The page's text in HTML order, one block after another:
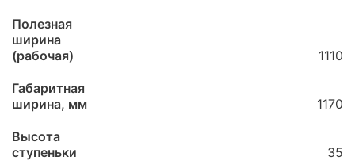
Полезная
ширина
(рабочая)
1110
Габаритная
ширина, мм
1170
Высота
ступеньки
35